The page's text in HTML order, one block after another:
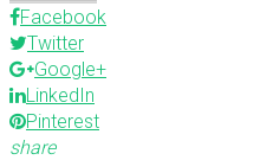
Facebook
Twitter
Google+
LinkedIn
Pinterest
share